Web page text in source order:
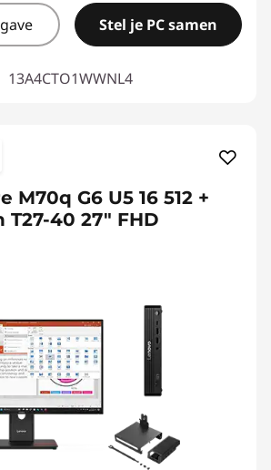
Stel je PC samen
13A4CTO1WWNL4
M70q G6 U5 16 512 +
T27-40 27" FHD